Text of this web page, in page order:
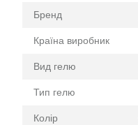
Бренд
Країна виробник
Вид гелю
Тип гелю
Колір